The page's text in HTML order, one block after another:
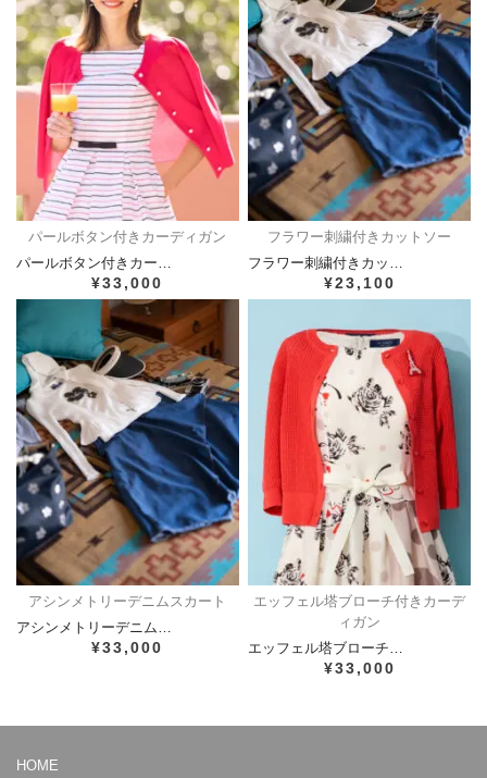
パールボタン付きカーディガン
パールボタン付きカー…
¥33,000
フラワー刺繍付きカットソー
フラワー刺繍付きカッ…
¥23,100
アシンメトリーデニムスカート
アシンメトリーデニム…
¥33,000
エッフェル塔ブローチ付きカーデ
ィガン
エッフェル塔ブローチ…
¥33,000
HOME